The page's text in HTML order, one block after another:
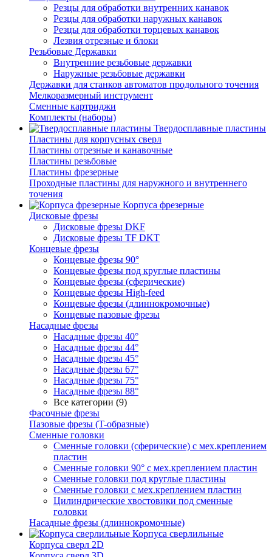
Резцы для обработки внутренних канавок
Резцы для обработки наружных канавок
Резцы для обработки торцевых канавок
Лезвия отрезные и блоки
Резьбовые Державки
Внутренние резьбовые державки
Наружные резьбовые державки
Державки для станков автоматов продольного точения
Мелкоразмерный инструмент
Сменные картриджи
Комплекты (наборы)
Твердосплавные пластины
Пластины для корпусных сверл
Пластины отрезные и канавочные
Пластины резьбовые
Пластины фрезерные
Проходные пластины для наружного и внутреннего
точения
Корпуса фрезерные
Дисковые фрезы
Дисковые фрезы DKF
Дисковые фрезы TF DKT
Концевые фрезы
Концевые фрезы 90°
Концевые фрезы под круглые пластины
Концевые фрезы (сферические)
Концевые фрезы High-feed
Концевые фрезы (длиннокромочные)
Концевые пазовые фрезы
Насадные фрезы
Насадные фрезы 40°
Насадные фрезы 44°
Насадные фрезы 45°
Насадные фрезы 67°
Насадные фрезы 75°
Насадные фрезы 88°
Все категории (9)
Фасочные фрезы
Пазовые фрезы (T-образные)
Сменные головки
Сменные головки (сферические) с мех.креплением
пластин
Сменные головки 90° с мех.креплением пластин
Сменные головки под круглые пластины
Сменные головки с мех.креплением пластин
Цилиндрические хвостовики под сменные
головки
Насадные фрезы (длиннокромочные)
Корпуса сверлильные
Корпуса сверл 2D